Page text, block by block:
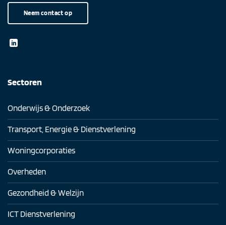
Neem contact op
Sectoren
Onderwijs & Onderzoek
Transport, Energie & Dienstverlening
Woningcorporaties
Overheden
Gezondheid & Welzijn
ICT Dienstverlening